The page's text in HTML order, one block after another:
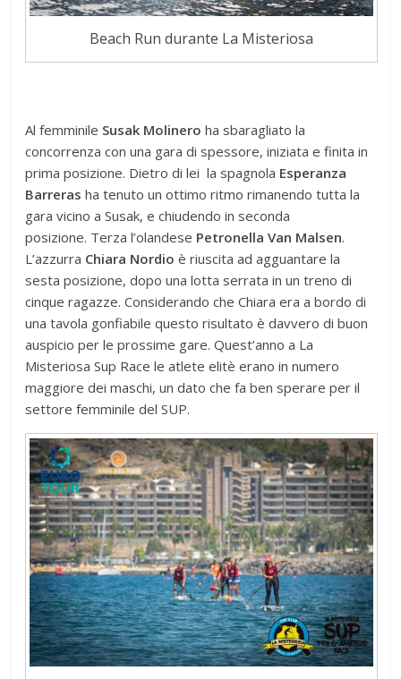
Beach Run durante La Misteriosa
Al femminile Susak Molinero ha sbaragliato la
concorrenza con una gara di spessore, iniziata e finita in
prima posizione. Dietro di lei la spagnola Esperanza
Barreras ha tenuto un ottimo ritmo rimanendo tutta la
gara vicino a Susak, e chiudendo in seconda
posizione. Terza l’olandese Petronella Van Malsen.
L’azzurra Chiara Nordio è riuscita ad agguantare la
sesta posizione, dopo una lotta serrata in un treno di
cinque ragazze. Considerando che Chiara era a bordo di
una tavola gonfiabile questo risultato è davvero di buon
auspicio per le prossime gare. Quest’anno a La
Misteriosa Sup Race le atlete elitè erano in numero
maggiore dei maschi, un dato che fa ben sperare per il
settore femminile del SUP.